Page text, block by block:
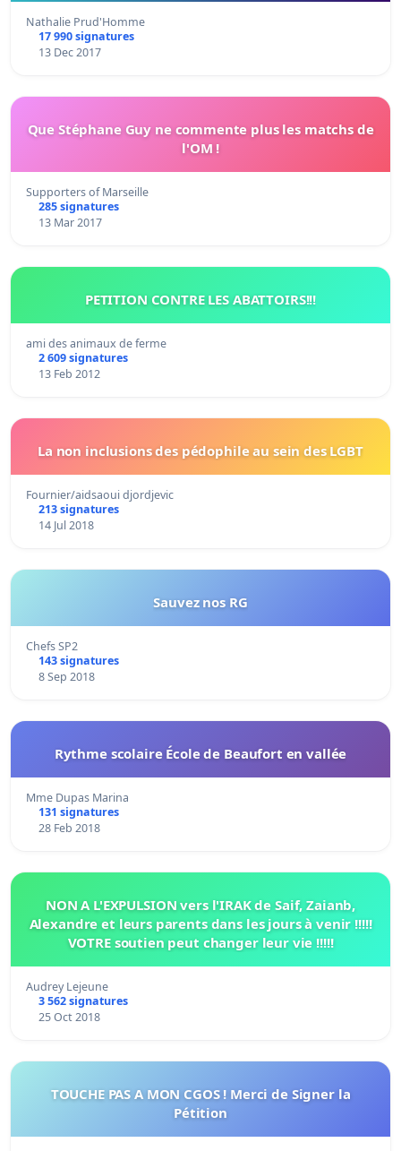
Nathalie Prud'Homme
17 990 signatures
13 Dec 2017
Que Stéphane Guy ne commente plus les matchs de
l'OM !
Supporters of Marseille
285 signatures
13 Mar 2017
PETITION CONTRE LES ABATTOIRS!!!
ami des animaux de ferme
2 609 signatures
13 Feb 2012
La non inclusions des pédophile au sein des LGBT
Fournier/aidsaoui djordjevic
213 signatures
14 Jul 2018
Sauvez nos RG
Chefs SP2
143 signatures
8 Sep 2018
Rythme scolaire École de Beaufort en vallée
Mme Dupas Marina
131 signatures
28 Feb 2018
NON A L'EXPULSION vers l'IRAK de Saif, Zaianb,
Alexandre et leurs parents dans les jours à venir !!!!!
VOTRE soutien peut changer leur vie !!!!!
Audrey Lejeune
3 562 signatures
25 Oct 2018
TOUCHE PAS A MON CGOS ! Merci de Signer la
Pétition